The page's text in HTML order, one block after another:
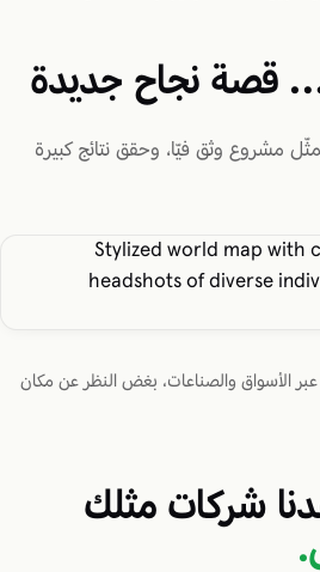
قصة نجاح جديدة
مشروع وثق فيّا، وحقق نتائج كبيرة
عبر الأسواق والصناعات، بغض النظر عن مكان
شركات مثلك